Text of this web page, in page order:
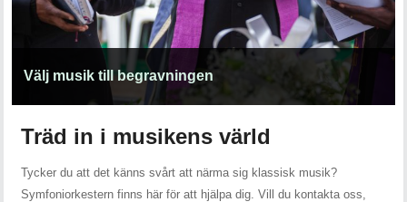
Välj musik till begravningen
Träd in i musikens värld
Tycker du att det känns svårt att närma sig klassisk musik?
Symfoniorkestern finns här för att hjälpa dig. Vill du kontakta oss,